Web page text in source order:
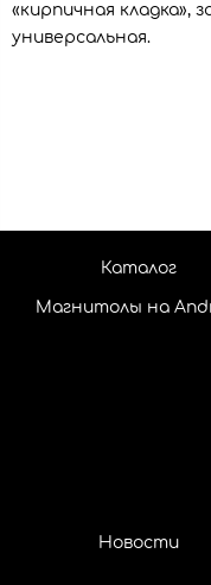
«кирпичная кладка»,
универсальная.
Каталог
Магнитолы на
Новости